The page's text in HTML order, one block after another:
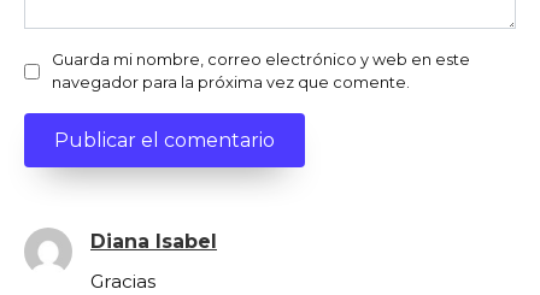
Guarda mi nombre, correo electrónico y web en este
navegador para la próxima vez que comente.
Diana Isabel
Gracias